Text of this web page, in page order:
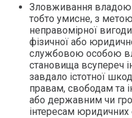
Зловживання
тобто умисне, з
неправомірної
фізичної або
службовою особою
становища всупереч
завдало істотної
правам, свободам та
або державним чи
інтересам юридичних